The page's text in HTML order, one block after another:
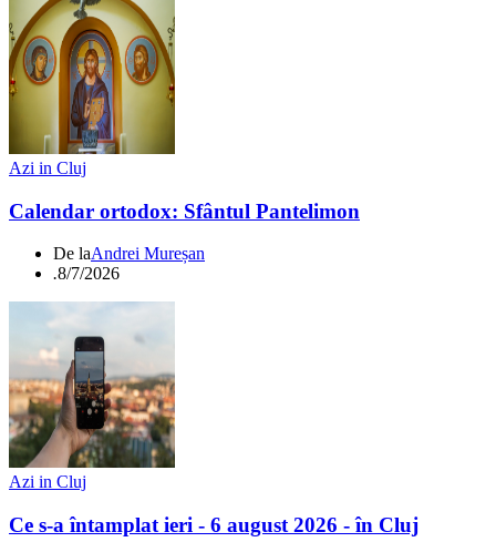
Azi in Cluj
Calendar ortodox: Sfântul Pantelimon
De laAndrei Mureșan
.8/7/2026
Azi in Cluj
Ce s-a întamplat ieri - 6 august 2026 - în Cluj